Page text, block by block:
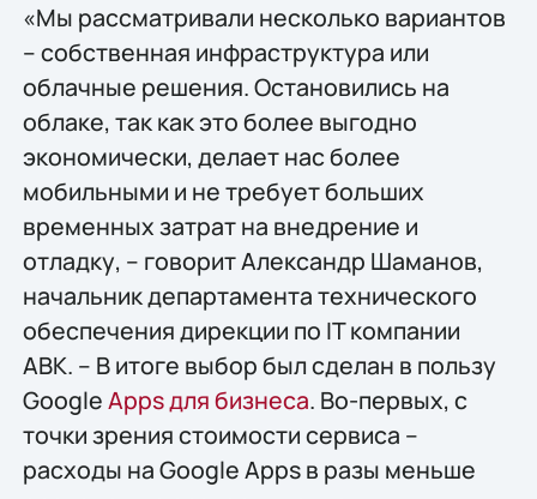
«Мы рассматривали несколько вариантов
– собственная инфраструктура или
облачные решения. Остановились на
облаке, так как это более выгодно
экономически, делает нас более
мобильными и не требует больших
временных затрат на внедрение и
отладку, – говорит Александр Шаманов,
начальник департамента технического
обеспечения дирекции по IT компании
АВК. – В итоге выбор был сделан в пользу
GoogleApps для бизнеса. Во-первых, с
точки зрения стоимости сервиса –
расходы на Google Apps в разы меньше